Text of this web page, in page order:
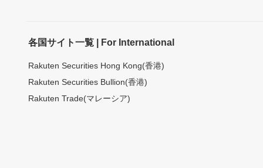
各国サイト一覧 | For International
Rakuten Securities Hong Kong(香港)
Rakuten Securities Bullion(香港)
Rakuten Trade(マレーシア)